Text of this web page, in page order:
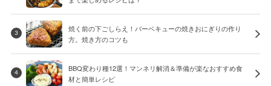
3
焼く前の下ごしらえ！バーベキューの焼きおにぎりの作り
方。焼き方のコツも
4
BBQ変わり種12選！マンネリ解消＆準備が楽なおすすめ食
材と簡単レシピ